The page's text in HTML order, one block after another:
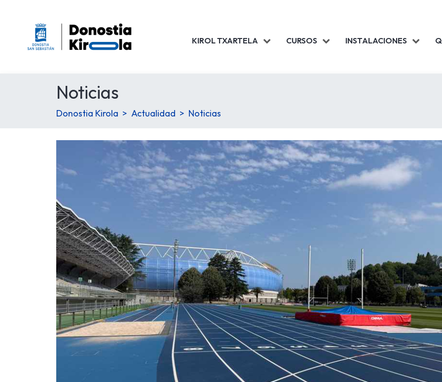
KIROL TXARTELA CURSOS INSTALACIONES
Noticias
Donostia Kirola Actualidad Noticias